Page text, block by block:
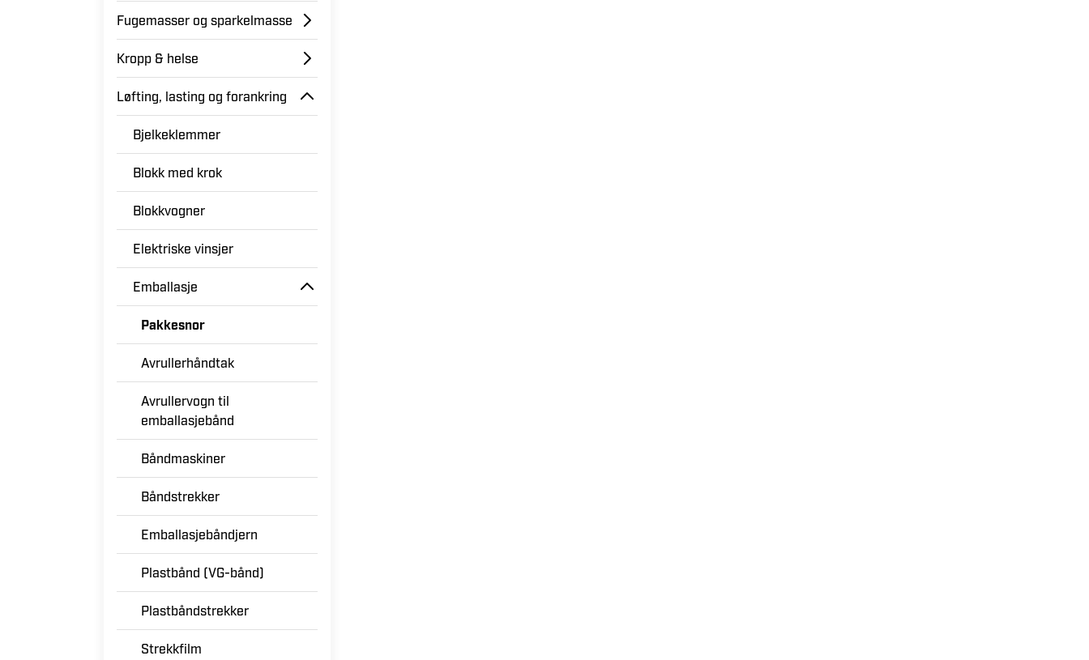
Fritid og hobby
Fugemasser og sparkelmasse
Kropp & helse
Løfting, lasting og forankring
Bjelkeklemmer
Blokk med krok
Blokkvogner
Elektriske vinsjer
Emballasje
Pakkesnor
Avrullerhåndtak
emballasjebånd
Båndmaskiner
Båndstrekker
Emballasjebåndjern
Plastbånd (VG-bånd)